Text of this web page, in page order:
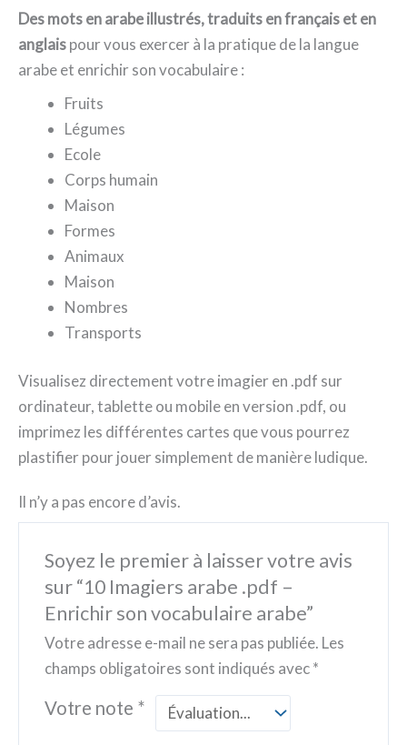
Des mots en arabe illustrés, traduits en français et en
anglaispour vous exercer à la pratique de la langue
arabe et enrichir son vocabulaire :
Fruits
Légumes
Ecole
Corps humain
Maison
Formes
Animaux
Maison
Nombres
Transports
Visualisez directement votre imagier en .pdf sur
ordinateur, tablette ou mobile en version .pdf, ou
imprimez les différentes cartes que vous pourrez
plastifier pour jouer simplement de manière ludique.
Il n’y a pas encore d’avis.
Soyez le premier à laisser votre avis
sur “10 Imagiers arabe .pdf –
Enrichir son vocabulaire arabe”
Votre adresse e-mail ne sera pas publiée. Les
champs obligatoires sont indiqués avec*
Votre note *